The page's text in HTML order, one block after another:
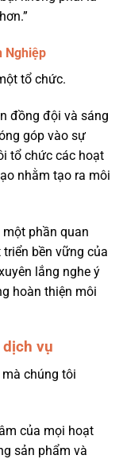
Nghiệp
tổ chức.
đồng đội và sáng
góp vào sự
tổ chức các hoạt
nhằm tạo ra môi
phần quan
bền vững của
lắng nghe ý
hoàn thiện môi
vụ
chúng tôi
của mọi hoạt
sản phẩm và